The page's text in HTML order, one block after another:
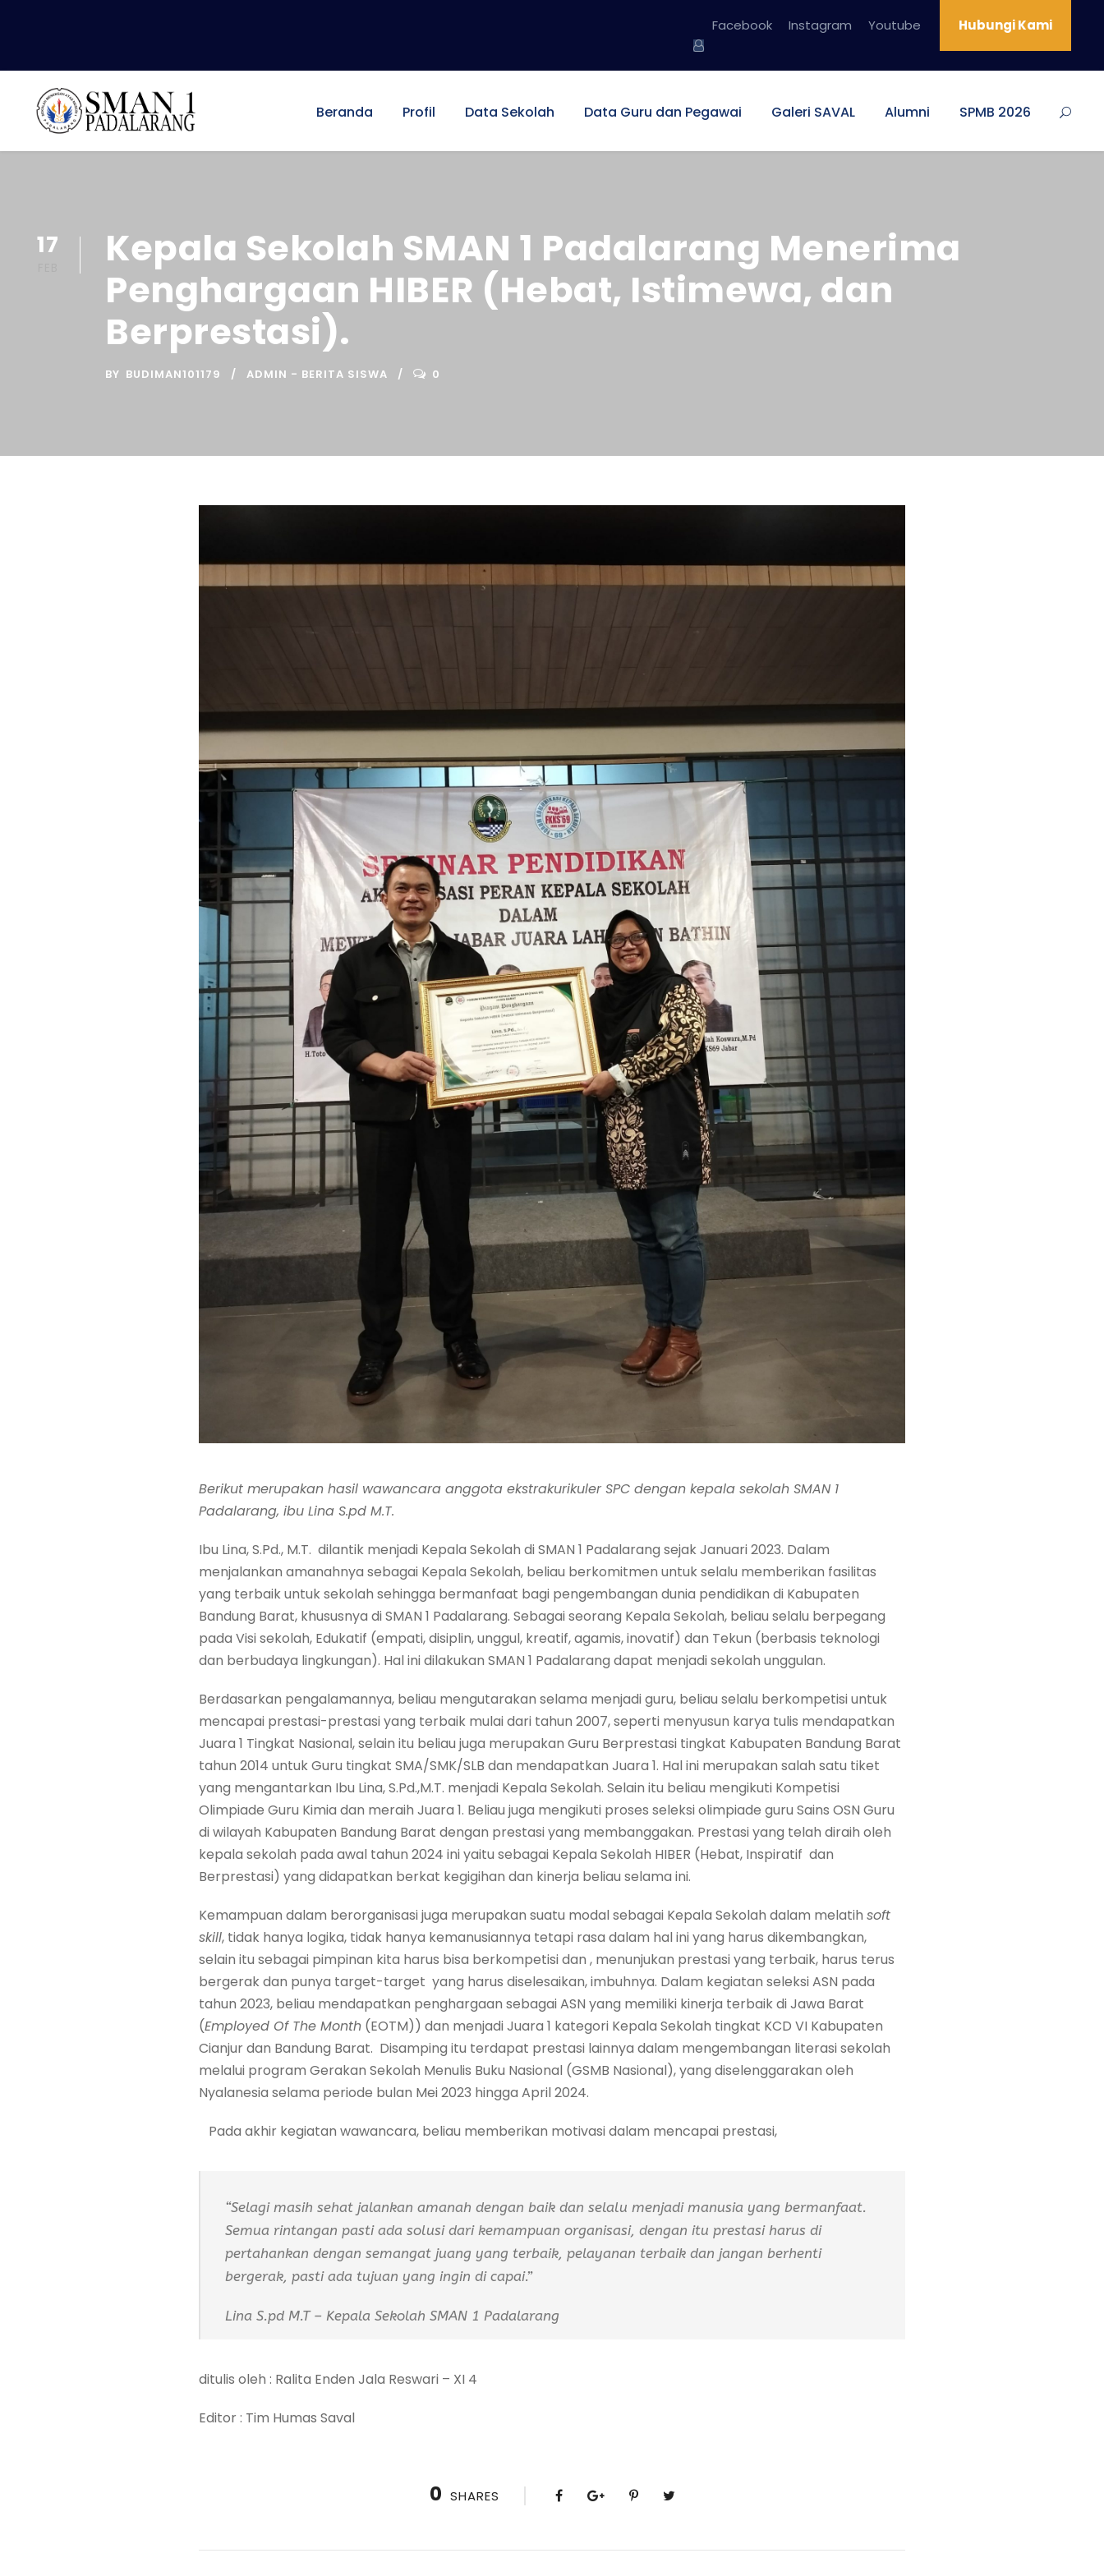
Facebook Instagram Youtube Hubungi Kami
Beranda Profil Data Sekolah Data Guru dan Pegawai Galeri SAVAL Alumni SPMB 2026
17
Kepala Sekolah SMAN 1 Padalarang Menerima
Penghargaan HIBER (Hebat, Istimewa, dan
Berprestasi).
BY BUDIMAN101179 ADMIN - BERITA SISWA 0
Berikut merupakan hasil wawancara anggota ekstrakurikuler SPC dengan kepala sekolah SMAN 1
Padalarang, ibu Lina S.pd M.T.
Ibu Lina, S.Pd., M.T. dilantik menjadi Kepala Sekolah di SMAN 1 Padalarang sejak Januari 2023. Dalam
menjalankan amanahnya sebagai Kepala Sekolah, beliau berkomitmen untuk selalu memberikan fasilitas
yang terbaik untuk sekolah sehingga bermanfaat bagi pengembangan dunia pendidikan di Kabupaten
Bandung Barat, khususnya di SMAN 1 Padalarang. Sebagai seorang Kepala Sekolah, beliau selalu berpegang
pada Visi sekolah, Edukatif (empati, disiplin, unggul, kreatif, agamis, inovatif) dan Tekun (berbasis teknologi
dan berbudaya lingkungan). Hal ini dilakukan SMAN 1 Padalarang dapat menjadi sekolah unggulan.
Berdasarkan pengalamannya, beliau mengutarakan selama menjadi guru, beliau selalu berkompetisi untuk
mencapai prestasi-prestasi yang terbaik mulai dari tahun 2007, seperti menyusun karya tulis mendapatkan
Juara 1 Tingkat Nasional, selain itu beliau juga merupakan Guru Berprestasi tingkat Kabupaten Bandung Barat
tahun 2014 untuk Guru tingkat SMA/SMK/SLB dan mendapatkan Juara 1. Hal ini merupakan salah satu tiket
yang mengantarkan Ibu Lina, S.Pd.,M.T. menjadi Kepala Sekolah. Selain itu beliau mengikuti Kompetisi
Olimpiade Guru Kimia dan meraih Juara 1. Beliau juga mengikuti proses seleksi olimpiade guru Sains OSN Guru
di wilayah Kabupaten Bandung Barat dengan prestasi yang membanggakan. Prestasi yang telah diraih oleh
kepala sekolah pada awal tahun 2024 ini yaitu sebagai Kepala Sekolah HIBER (Hebat, Inspiratif dan
Berprestasi) yang didapatkan berkat kegigihan dan kinerja beliau selama ini.
Kemampuan dalam berorganisasi juga merupakan suatu modal sebagai Kepala Sekolah dalam melatih soft
skill, tidak hanya logika, tidak hanya kemanusiannya tetapi rasa dalam hal ini yang harus dikembangkan,
selain itu sebagai pimpinan kita harus bisa berkompetisi dan , menunjukan prestasi yang terbaik, harus terus
bergerak dan punya target-target yang harus diselesaikan, imbuhnya. Dalam kegiatan seleksi ASN pada
tahun 2023, beliau mendapatkan penghargaan sebagai ASN yang memiliki kinerja terbaik di Jawa Barat
(Employed Of The Month (EOTM)) dan menjadi Juara 1 kategori Kepala Sekolah tingkat KCD VI Kabupaten
Cianjur dan Bandung Barat. Disamping itu terdapat prestasi lainnya dalam mengembangan literasi sekolah
melalui program Gerakan Sekolah Menulis Buku Nasional (GSMB Nasional), yang diselenggarakan oleh
Nyalanesia selama periode bulan Mei 2023 hingga April 2024.
Pada akhir kegiatan wawancara, beliau memberikan motivasi dalam mencapai prestasi,
“Selagi masih sehat jalankan amanah dengan baik dan selalu menjadi manusia yang bermanfaat.
Semua rintangan pasti ada solusi dari kemampuan organisasi, dengan itu prestasi harus di
pertahankan dengan semangat juang yang terbaik, pelayanan terbaik dan jangan berhenti
bergerak, pasti ada tujuan yang ingin di capai.”
Lina S.pd M.T – Kepala Sekolah SMAN 1 Padalarang
ditulis oleh : Ralita Enden Jala Reswari – XI 4
Editor : Tim Humas Saval
0 SHARES